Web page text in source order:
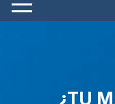
¿TU